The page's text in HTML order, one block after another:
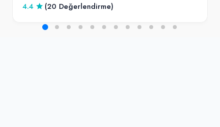
4.4
(20 Değerlendirme)